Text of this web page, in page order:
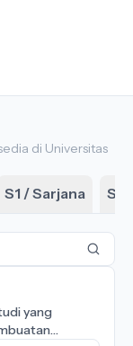
di Universitas
S1 / Sarjana S2
yang